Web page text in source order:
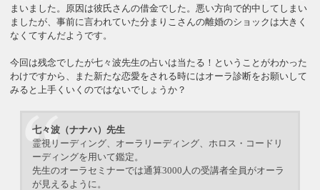
まいました。原因は彼氏さんの借金でした。悪い方向で的中してしまい
ましたが、事前に言われていた分まりこさんの離婚のショックは大きく
なくてすんだようです。
今回は残念でしたが七々波先生の占いは当たる！ということがわかった
わけですから、また新たな恋愛をされる時にはオーラ診断をお願いして
みると上手くいくのではないでしょうか？
七々波（ナナハ）先生
霊視リーディング、オーラリーディング、ホロス・コードリ
ーディングを用いて鑑定。
先生のオーラセミナーでは通算3000人の受講者全員がオーラ
が見えるように。